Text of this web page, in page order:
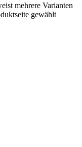
mehrere Varianten
gewählt